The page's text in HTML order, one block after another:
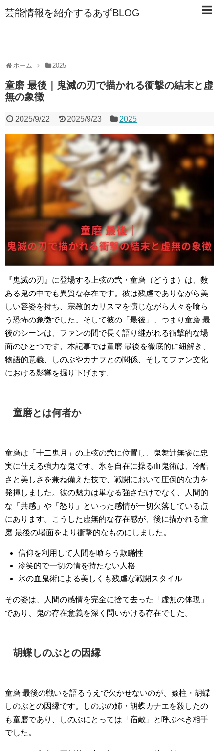
芸能情報を紹介するあずBLOG
ホーム 2025
童磨 最後｜鬼滅の刃で描かれる衝撃の結末と虚
無の象徴
2025/9/22 2025/9/23 2025
『鬼滅の刃』に登場する上弦の弐・童磨（どうま）は、数
ある鬼の中でも異質な存在です。彼は残虐でありながら美
しい容姿を持ち、宗教的カリスマを演じながら人々を喰ら
う恐怖の象徴でした。そして彼の「最後」、つまり童磨 最
後のシーンは、ファンの間で長く語り継がれる衝撃的な場
面のひとつです。本記事では童磨 最後を徹底的に紐解き、
物語的意義、しのぶやカナヲとの関係、そしてファン文化
における影響を掘り下げます。
童磨とは何者か
童磨は「十二鬼月」の上弦の弐に位置し、鬼舞辻無惨に忠
実に仕える強力な鬼です。氷を自在に操る血鬼術は、冷酷
さと美しさを兼ね備えた技で、戦闘において圧倒的な力を
発揮しました。彼の魅力は単なる強さだけでなく、人間的
な「共感」や「怒り」といった感情が一切欠落している点
にあります。こうした虚無的な存在感が、後に描かれる童
磨 最後の場面をより衝撃的なものにしました。
信仰を利用して人間を喰らう欺瞞性
冷笑的で一切の情を持たない人格
氷の血鬼術による美しくも残虐な戦闘スタイル
その姿は、人間の感情を完全に捨て去った「虚無の体現」
であり、鬼の存在意義を深く問いかける存在でした。
胡蝶しのぶとの因縁
童磨 最後の戦いを語るうえで欠かせないのが、蟲柱・胡蝶
しのぶとの因縁です。しのぶの姉・胡蝶カナエを殺したの
も童磨であり、しのぶにとっては「宿敵」と呼ぶべき相手
でした。